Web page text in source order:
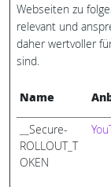
Webseiten zu
relevant und
daher wertvoller
sind.
Name
__Secure-
ROLLOUT_T
OKEN